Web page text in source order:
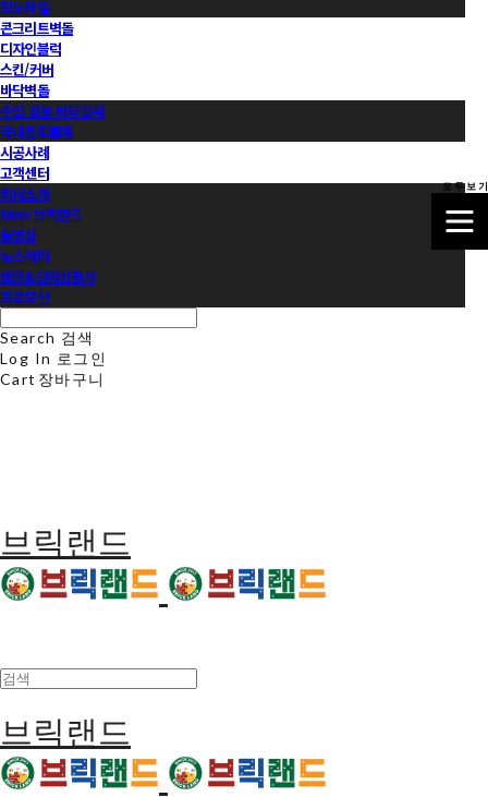
모노타일
콘크리트벽돌
디자인블럭
스킨/커버
바닥벽돌
수입 점토 바닥블럭
국내점토블록
시공사례
고객센터
회사소개
Now 브릭랜드
동영상
뉴스레터
샘플&견적신청서
프로모션
Search 검색
Log In 로그인
Cart 장바구니
브릭랜드
브릭랜드
모 두 보 기